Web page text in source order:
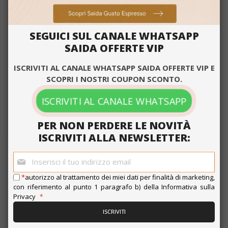
0,265 €
necessari
Targeting Funzionalità
ACCETTA TUTTO
MOSTRA DETTAGLI
Strettamente necessari
Performance
Targeting
Funzionalità
consentono le funzionalità principali del
SEGUICI SUL CANALE WHATSAPP
SAIDA OFFERTE VIP
ISCRIVITI AL CANALE WHATSAPP SAIDA OFFERTE VIP E
SCOPRI I NOSTRI COUPON SCONTO.
ISCRIVITI AL CANALE WHATSAPP
PER NON PERDERE LE NOVITÀ
ISCRIVITI ALLA NEWSLETTER:
Iscriviti
alla
nostra
newsletter:
*autorizzo al trattamento dei miei dati per finalità di marketing,
con riferimento al punto 1 paragrafo b) dellaInformativa sulla
Privacy
ISCRIVITI